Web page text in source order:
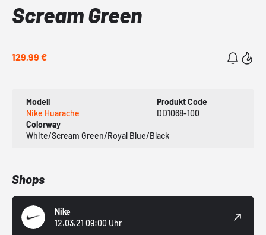
Scream Green
129,99 €
Modell
Nike Huarache
Produkt Code
DD1068-100
Colorway
White/Scream Green/Royal Blue/Black
Shops
Nike
12.03.21 09:00 Uhr